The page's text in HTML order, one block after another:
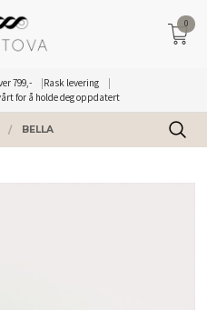
799,-
Rask levering
for å holde deg oppdatert
0
BELLA